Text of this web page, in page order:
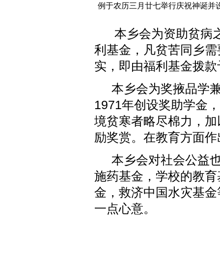
例于农历三月廿七举行庆祝神诞并
本乡会为资助贫病
利基金，凡贫苦同乡
实，即由福利基金拨
本乡会为奖掖品学
1971年创设奖助学金
境贫寒者略尽棉力，
励奖赏。在教育方面
本乡会对社会公益
施药基金，学校的教
金，救济中国水灾基
一点心意。